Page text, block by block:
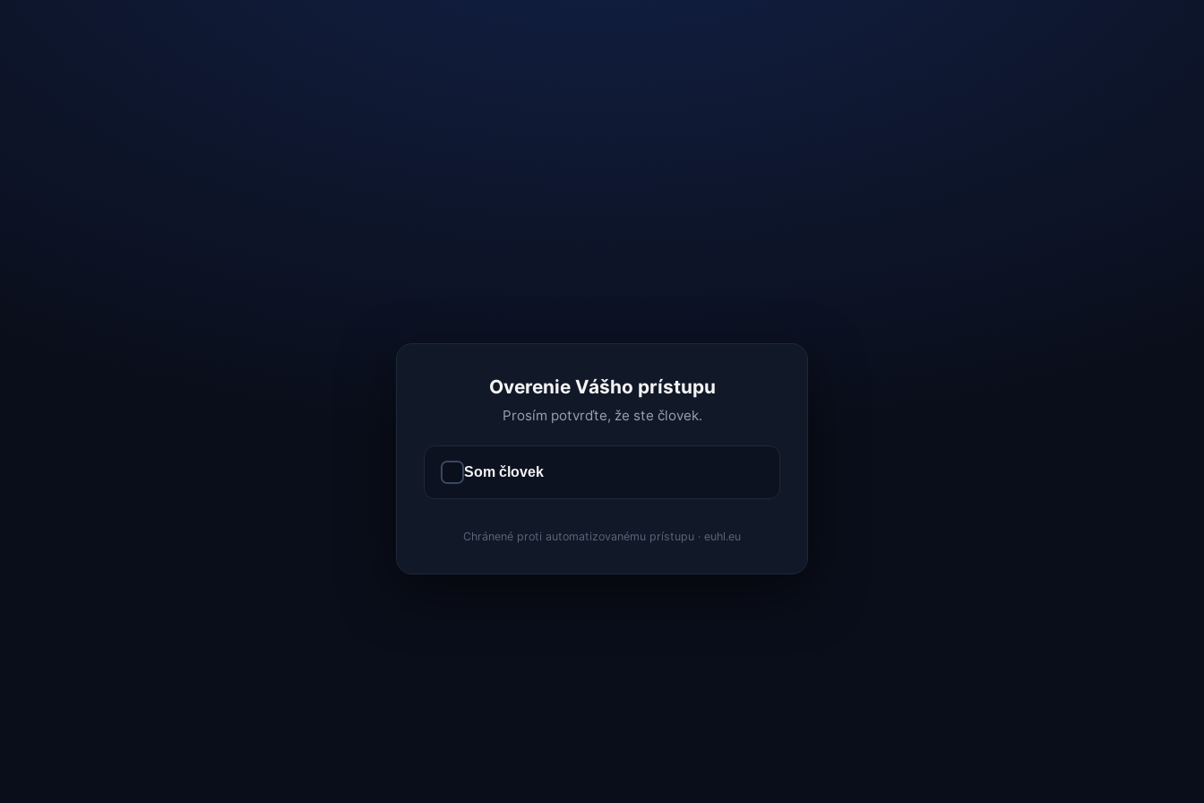
Overenie Vášho prístupu
Prosím potvrďte, že ste človek.
Som človek
Chránené proti automatizovanému prístupu · euhl.eu